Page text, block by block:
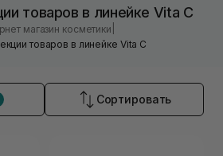
товаров в линейке Vita C
магазин косметики
товаров в линейке Vita C
Сортировать